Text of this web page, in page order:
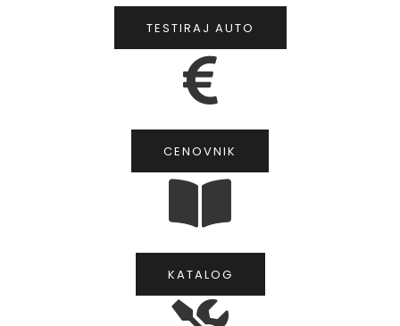
TESTIRAJ AUTO
CENOVNIK
KATALOG